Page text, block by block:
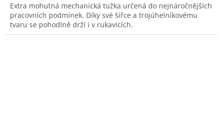
Extra mohutná mechanická tužka určená do nejnáročnějších
pracovních podmínek. Díky své šířce a trojúhelníkovému
tvaru se pohodlně drží i v rukavicích.